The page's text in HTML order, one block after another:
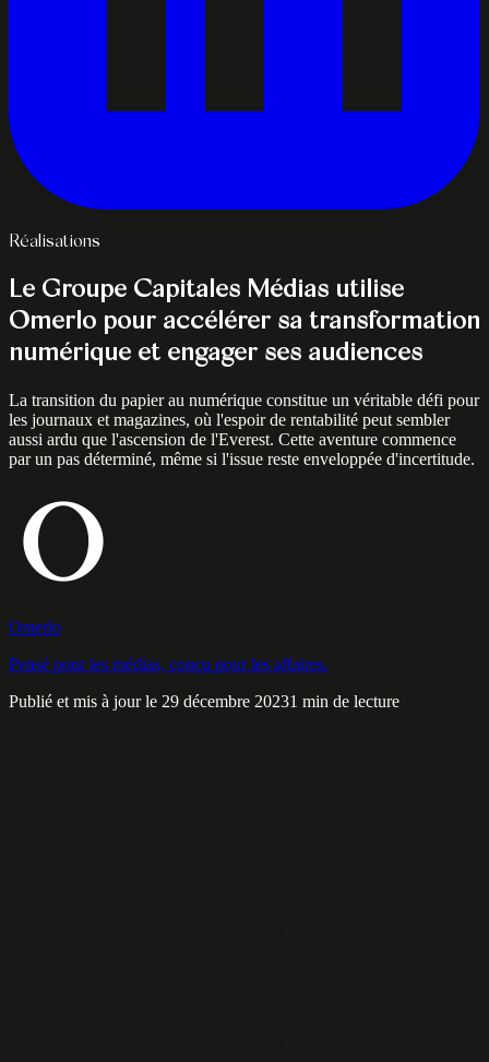
Réalisations
Le Groupe Capitales Médias utilise
Omerlo pour accélérer sa transformation
numérique et engager ses audiences
La transition du papier au numérique constitue un véritable défi pour
les journaux et magazines, où l'espoir de rentabilité peut sembler
aussi ardu que l'ascension de l'Everest. Cette aventure commence
par un pas déterminé, même si l'issue reste enveloppée d'incertitude.
Omerlo
Pensé pour les médias, conçu pour les affaires.
Publié et mis à jour le 29 décembre 20231 min de lecture